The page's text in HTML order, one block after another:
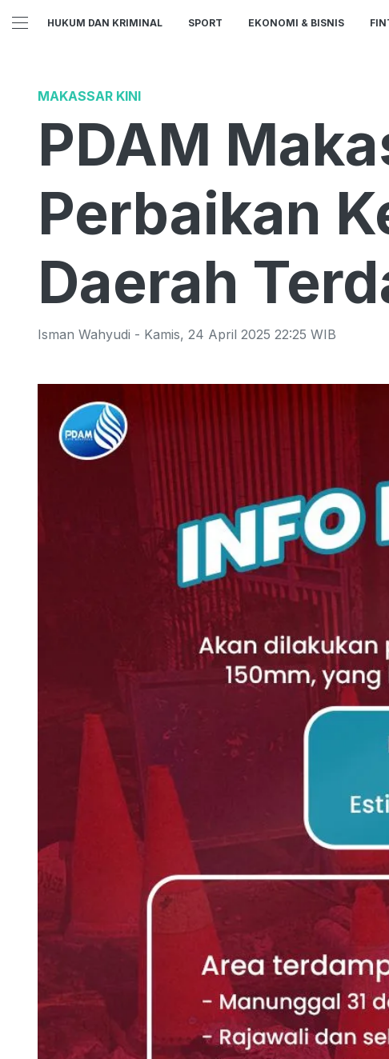
HUKUM DAN KRIMINAL SPORT EKONOMI & BISNIS
MAKASSAR KINI
PDAM
Perbaikan
Daerah
Isman Wahyudi - Kamis, 24 April 2025 22:25 WIB